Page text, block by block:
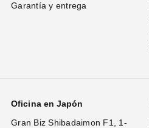
Garantía y entrega
Oficina en Japón
Gran Biz Shibadaimon F1, 1-